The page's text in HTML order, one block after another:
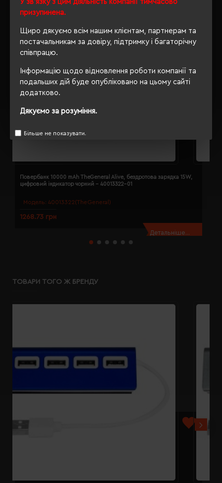
У зв'язку з цим діяльність компанії тимчасово
призупинена.
Щиро дякуємо всім нашим клієнтам, партнерам та
постачальникам за довіру, підтримку і багаторічну
співпрацю.
Інформацію щодо відновлення роботи компанії та
подальших дій буде опубліковано на цьому сайті
додатково.
Дякуємо за розуміння.
Більше не показувати.
Модель: 40013322(TheGeneral)
Повербанк 10000 mAh TheGeneral Alive, бездротова зарядка 15W,
цифровий індикатор чорний - 40013322-01
1268.73 грн
Детальніше...
ТОВАРИ ТОГО Ж БРЕНДУ